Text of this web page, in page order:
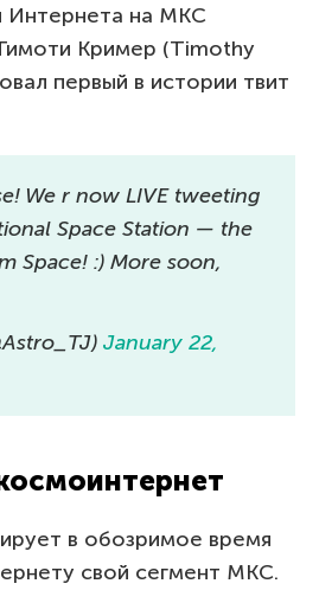
Интернета на МКС
Кример (Timothy
первый в истории твит
We r now LIVE tweeting
Space Station — the
Space! :) More soon,
January 22,
в обозримое время
свой сегмент МКС.